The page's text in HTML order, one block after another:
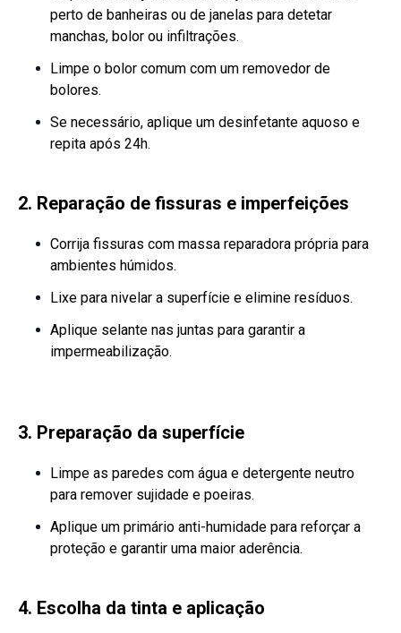
perto de banheiras ou de janelas para detetar
manchas, bolor ou infiltrações.
Limpe o bolor comum com um removedor de
bolores.
Se necessário, aplique um desinfetante aquoso e
repita após 24h.
2. Reparação de fissuras e imperfeições
Corrija fissuras com massa reparadora própria para
ambientes húmidos.
Lixe para nivelar a superfície e elimine resíduos.
Aplique selante nas juntas para garantir a
impermeabilização.
3. Preparação da superfície
Limpe as paredes com água e detergente neutro
para remover sujidade e poeiras.
Aplique um primário anti-humidade para reforçar a
proteção e garantir uma maior aderência.
4. Escolha da tinta e aplicação